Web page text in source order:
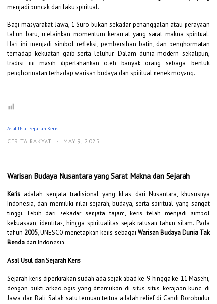
menjadi puncak dari laku spiritual.
Bagi masyarakat Jawa, 1 Suro bukan sekadar penanggalan atau perayaan
tahun baru, melainkan momentum keramat yang sarat makna spiritual.
Hari ini menjadi simbol refleksi, pembersihan batin, dan penghormatan
terhadap kekuatan gaib serta leluhur. Dalam dunia modern sekalipun,
tradisi ini masih dipertahankan oleh banyak orang sebagai bentuk
penghormatan terhadap warisan budaya dan spiritual nenek moyang.
Asal Usul Sejarah Keris
CERITA RAKYAT · MAY 9, 2025
Warisan Budaya Nusantara yang Sarat Makna dan Sejarah
Keris adalah senjata tradisional yang khas dari Nusantara, khususnya
Indonesia, dan memiliki nilai sejarah, budaya, serta spiritual yang sangat
tinggi. Lebih dari sekadar senjata tajam, keris telah menjadi simbol
kekuasaan, identitas, hingga spiritualitas sejak ratusan tahun silam. Pada
tahun 2005, UNESCO menetapkan keris sebagai Warisan Budaya Dunia Tak
Bendadari Indonesia.
Asal Usul dan Sejarah Keris
Sejarah keris diperkirakan sudah ada sejak abad ke-9 hingga ke-11 Masehi,
dengan bukti arkeologis yang ditemukan di situs-situs kerajaan kuno di
Jawa dan Bali. Salah satu temuan tertua adalah relief di Candi Borobudur